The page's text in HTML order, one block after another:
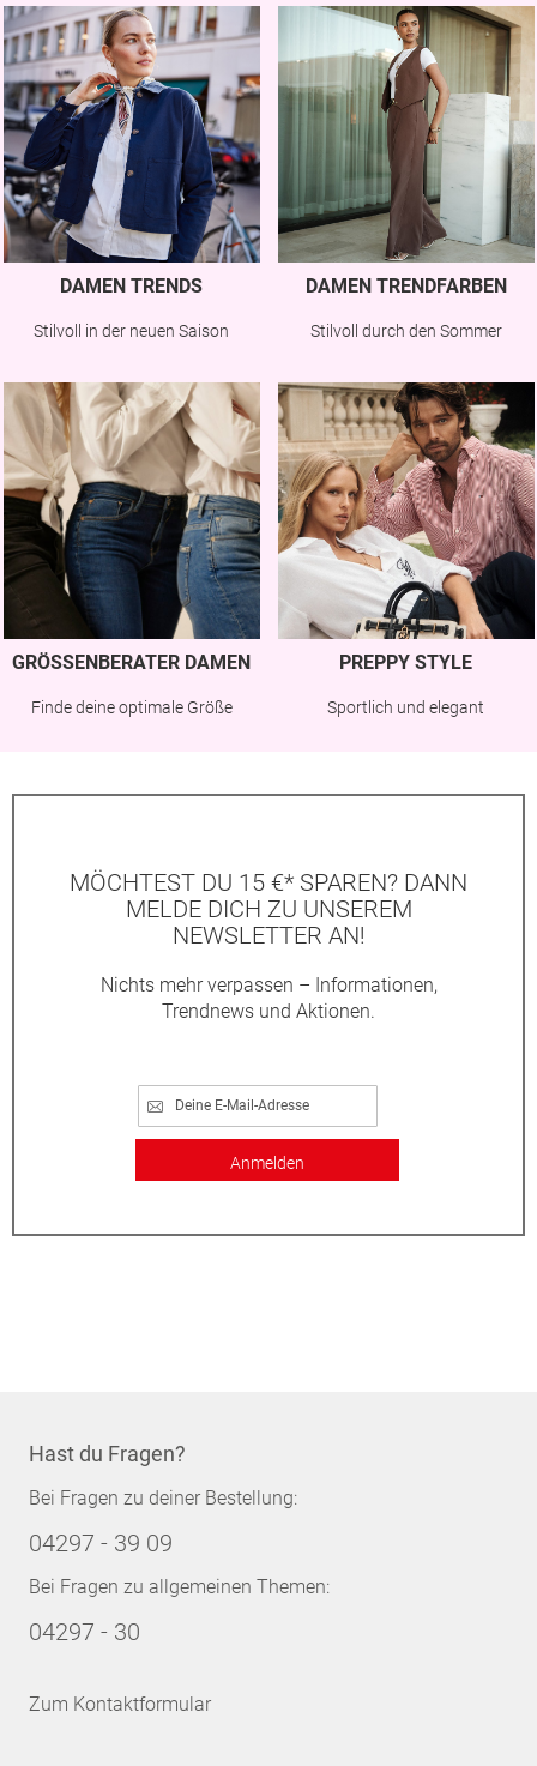
DAMEN TRENDS
Stilvoll in der neuen Saison
DAMEN TRENDFARBEN
Stilvoll durch den Sommer
GRÖSSENBERATER DAMEN
Finde deine optimale Größe
PREPPY STYLE
Sportlich und elegant
MÖCHTEST DU 15 €* SPAREN? DANN
MELDE DICH ZU UNSEREM
NEWSLETTER AN!
Nichts mehr verpassen – Informationen,
Trendnews und Aktionen.
Anmelden
Hast du Fragen?
Bei Fragen zu deiner Bestellung:
04297 - 39 09
Bei Fragen zu allgemeinen Themen:
04297 - 30
Zum Kontaktformular